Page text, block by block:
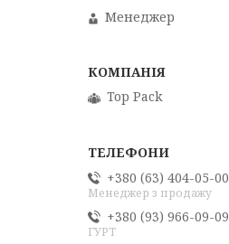
Менеджер
Top Pack
+380 (63) 404-05-00
Менеджер з продажу
+380 (93) 966-09-09
ГУРТ